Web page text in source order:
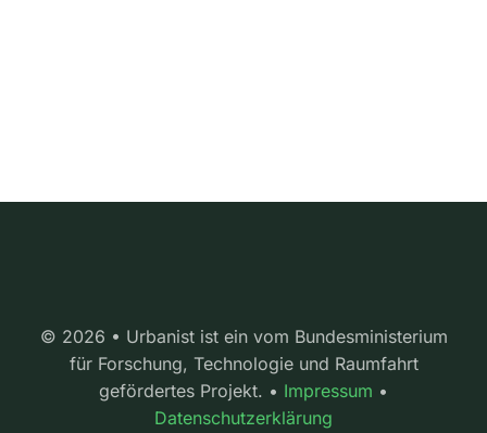
© 2026 • Urbanist ist ein vom Bundesministerium
für Forschung, Technologie und Raumfahrt
gefördertes Projekt. • Impressum •
Datenschutzerklärung